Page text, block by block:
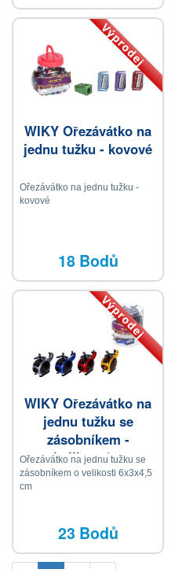
Výprodej
WIKY Ořezávátko na
jednu tužku - kovové
Ořezávátko na jednu tužku -
kovové
18 Bodů
Výprodej
WIKY Ořezávátko na
jednu tužku se
zásobníkem -
helikoptéra
Ořezávátko na jednu tužku se
zásobníkem o velikosti 6x3x4,5
cm
23 Bodů